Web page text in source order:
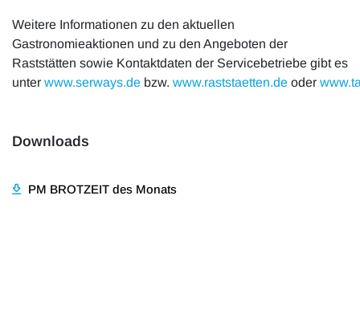
Weitere Informationen zu den aktuellen
Gastronomieaktionen und zu den Angeboten der
Raststätten sowie Kontaktdaten der Servicebetriebe gibt es
unter www.serways.de bzw. www.raststaetten.de oder
Downloads
PM BROTZEIT des Monats